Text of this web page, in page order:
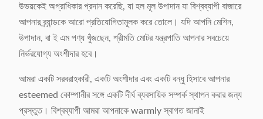
উভয়কেই অগ্রাধিকার প্রদান করেছি, যা হল মূল উপাদান যা বিশ্বব্যাপী বাজারে
আপনার ব্র্যান্ডকে আরো প্রতিযোগিতামূলক করে তোলে। যদি আপনি মেশিন,
উপাদান, বা ই এম পণ্য খুঁজছেন, শ্রীমতি মোটর যন্ত্রপাতি আপনার সবচেয়ে
নির্ভরযোগ্য অংশীদার হবে।
আমরা একটি সরবরাহকারী, একটি অংশীদার এবং একটি বন্ধু হিসাবে আপনার
esteemed কোম্পানীর সঙ্গে একটি দীর্ঘ ব্যবসায়িক সম্পর্ক স্থাপন করার জন্য
প্রস্তুত। বিশ্বব্যাপী আমরা আপনাকে warmly স্বাগত জানাই